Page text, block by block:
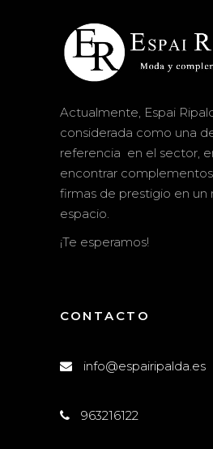
Actualmente, Espai
considerada como una
referencia en el sector,
encontrar
firmas de prestigio en un
espacio.
¡Te esperamos!
CONTACTO
info@espairipalda.es
963216122